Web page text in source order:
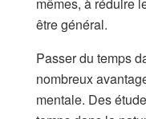
être général.
Passer du temps
nombreux
mentale. Des